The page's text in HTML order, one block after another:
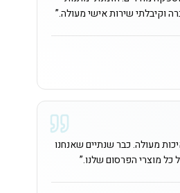
וקיבלתי שירות אישי מעולה.”
מעולה. כבר שנתיים שאנחנו
מוצרי הפרסום שלנו.”